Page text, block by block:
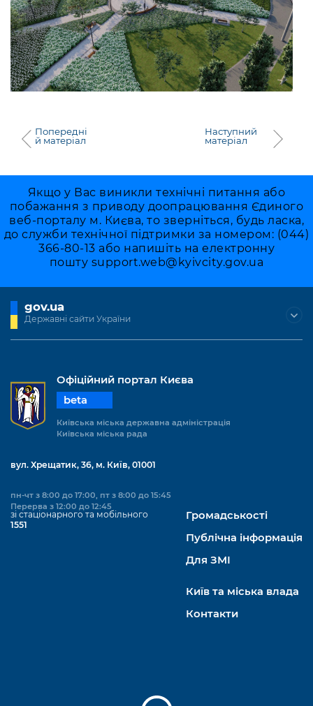
Попередні
й матеріал
Наступний
матеріал
Якщо у Вас виникли технічні питання або
побажання з приводу доопрацювання Єдиного
веб-порталу м. Києва, то зверніться, будь ласка,
до служби технічної підтримки за номером: (044)
366-80-13 або напишіть на електронну
пошту support.web@kyivcity.gov.ua
gov.ua
Державні сайти України
Офіційний портал Києва
beta
Київська міська державна адміністрація
Київська міська рада
вул. Хрещатик, 36, м. Київ, 01001
пн-чт з 8:00 до 17:00, пт з 8:00 до 15:45
Перерва з 12:00 до 12:45
зі стаціонарного та мобільного
1551
Громадськості
Публічна інформація
Для ЗМІ
Київ та міська влада
Контакти